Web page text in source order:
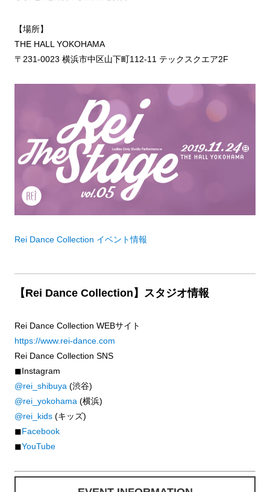
【場所】
THE HALL YOKOHAMA
〒231-0023 横浜市中区山下町112-11 テックスクエア2F
Rei Dance Collection イベント情報
【Rei Dance Collection】スタジオ情報
Rei Dance Collection WEBサイト
https://www.rei-dance.com
Rei Dance Collection SNS
◼︎Instagram
@rei_shibuya(渋谷)
@rei_yokohama(横浜)
@rei_kids(キッズ)
◼︎Facebook
◼︎YouTube